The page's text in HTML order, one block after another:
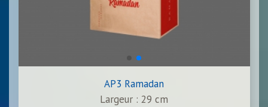
AP3 Ramadan
Largeur : 29 cm